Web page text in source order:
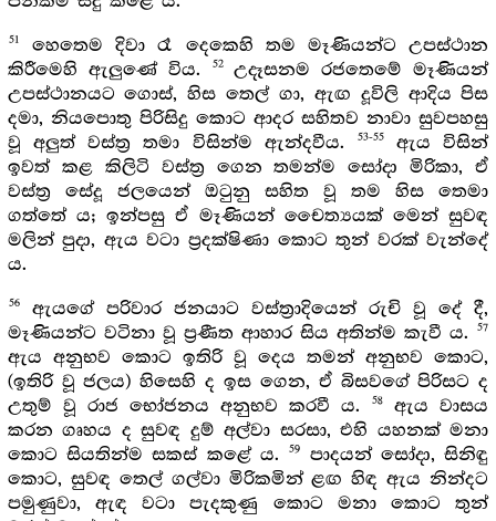
51
හෙතෙම දිවා රෑ දෙකෙහි තම මෑණියන්ට උපස්ථාන
කිරීමෙහි ඇලුණේ විය.
52උදෑසනම රජතෙමේ මෑණියන්
උපස්ථානයට ගොස්, හිස තෙල් ගා, ඇඟ දූවිලි ආදිය පිස
දමා, නියපොතු පිරිසිදු කොට ආදර සහිතව නාවා සුවපහසු
වූ අලුත් වස්ත්‍ර තමා විසින්ම ඇන්දවීය.
53-55ඇය විසින්
ඉවත් කළ කිලිටි වස්ත්‍ර ගෙන තමන්ම සෝදා මිරිකා, ඒ
වස්ත්‍ර සේදූ ජලයෙන් ඔටුනු සහිත වූ තම හිස තෙමා
ගත්තේ ය; ඉන්පසු ඒ මෑණියන් චෛත්‍යයක් මෙන් සුවඳ
මලින් පුදා, ඇය වටා ප්‍රදක්ෂිණා කොට තුන් වරක් වැන්දේ
ය.
56ඇයගේ පරිවාර ජනයාට වස්ත්‍රාදියෙන් රුචි වූ දේ දී,
මෑණියන්ට වටිනා වූ ප්‍රණීත ආහාර සිය අතින්ම කැවී ය.
57
ඇය අනුභව කොට ඉතිරි වූ දෙය තමන් අනුභව කොට,
(ඉතිරි වූ ජලය) හිසෙහි ද ඉස ගෙන, ඒ බිසවගේ පිරිසට ද
උතුම් වූ රාජ භෝජනය අනුභව කරවී ය.
58
ඇය වාසය
කරන ගෘහය ද සුවඳ දුම් අල්වා සරසා, එහි යහනක් මනා
කොට සියතින්ම සකස් කළේ ය.
59
පාදයන් සෝදා, සිනිඳු
කොට, සුවඳ තෙල් ගල්වා මිරිකමින් ළඟ හිඳ ඇය නින්දට
පමුණුවා, ඇඳ වටා පැදකුණු කොට මනා කොට තුන්